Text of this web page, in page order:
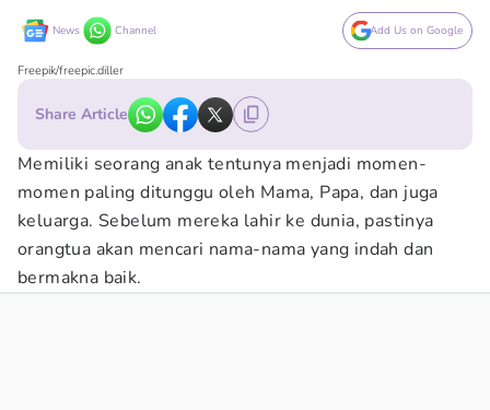
News Channel Add Us on Google
Freepik/freepic.diller
Share Article
Memiliki seorang anak tentunya menjadi momen-
momen paling ditunggu oleh Mama, Papa, dan juga
keluarga. Sebelum mereka lahir ke dunia, pastinya
orangtua akan mencari nama-nama yang indah dan
bermakna baik.